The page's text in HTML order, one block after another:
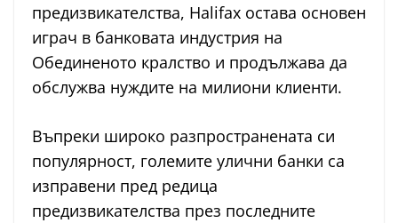
предизвикателства, Halifax остава основен
играч в банковата индустрия на
Обединеното кралство и продължава да
обслужва нуждите на милиони клиенти.
Въпреки широко разпространената си
популярност, големите улични банки са
изправени пред редица
предизвикателства през последните